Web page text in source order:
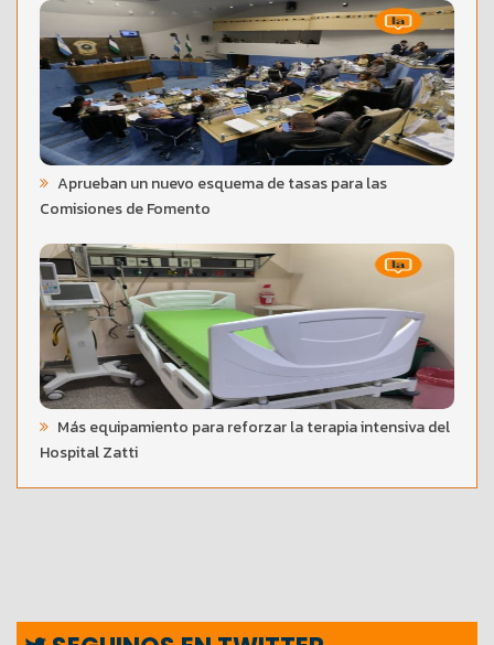
Aprueban un nuevo esquema de tasas para las
Comisiones de Fomento
Más equipamiento para reforzar la terapia intensiva del
Hospital Zatti